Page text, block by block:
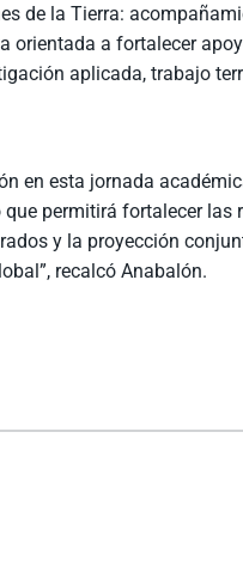
de la Tierra:
orientada a fortalecer
aplicada, trabajo
en esta jornada
permitirá fortalecer las
y la proyección
recalcó Anabalón.